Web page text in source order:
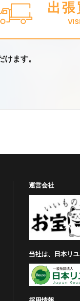
出張
ます。
運営会社
当社は、日本リ